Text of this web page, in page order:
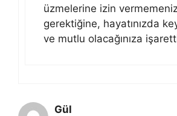
üzmelerine izin
gerektiğine, hayatınızda
ve mutlu olacağınıza
Gül